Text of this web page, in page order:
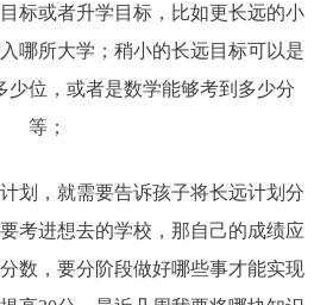
标或者升学目标，比如更长远的小
哪所大学；稍小的长远目标可以是
少位，或者是数学能够考到多少分
等；
划，就需要告诉孩子将长远计划分
考进想去的学校，那自己的成绩应
数，要分阶段做好哪些事才能实现